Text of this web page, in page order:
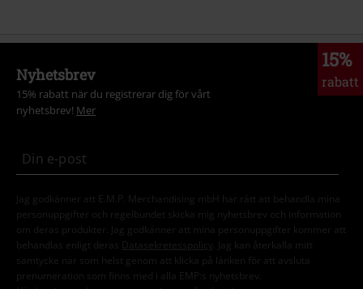
15%
rabatt
Nyhetsbrev
15% rabatt när du registrerar dig för vårt
nyhetsbrev! Mer
Jag godkänner att E.M.P. Merchandising mbH har rätt att behandla mina
personuppgifter och regelbundet skicka mig nyhetsbrev och information
om deras produkter. Jag godkänner att mina personuppgifter kommer att
behandlas enligt deras
Datasekretesspolicy
. Jag kan återkalla mitt
samtycke när som helst genom att klicka på länken för att avsluta
prenumeration som finns med i alla EMP:s nyhetsbrev.